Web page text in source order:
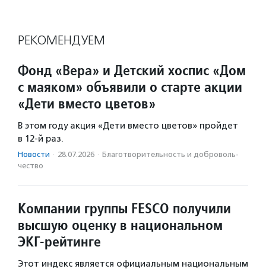
РЕКОМЕНДУЕМ
Фонд «Вера» и Детский хоспис «Дом
с маяком» объявили о старте акции
«Дети вместо цветов»
В этом году акция «Дети вместо цветов» пройдет
в 12-й раз.
Новости · 28.07.2026 · Благотвори­тель­ность и доброволь­
чест­во
Компании группы FESCO получили
высшую оценку в национальном
ЭКГ-рейтинге
Этот индекс является официальным национальным